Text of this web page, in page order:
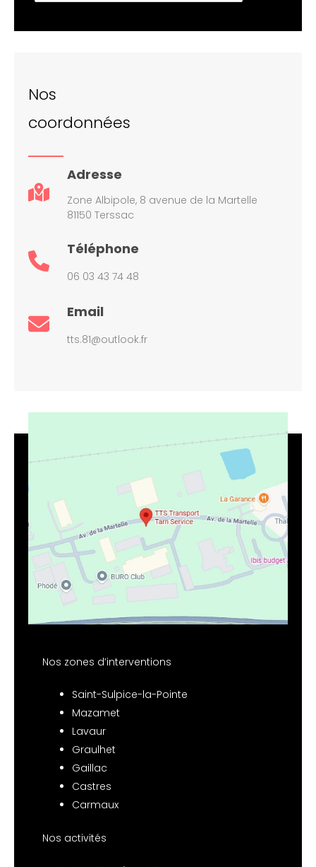
Nos
coordonnées
Adresse
Zone Albipole, 8 avenue de la Martelle
81150 Terssac
Téléphone
06 03 43 74 48
Email
tts.81@outlook.fr
Nos zones d’interventions
Saint-Sulpice-la-Pointe
Mazamet
Lavaur
Graulhet
Gaillac
Castres
Carmaux
Nos activités